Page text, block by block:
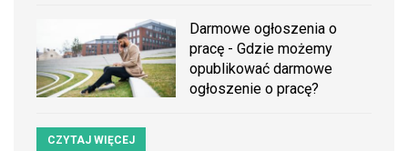
Darmowe ogłoszenia o
pracę - Gdzie możemy
opublikować darmowe
ogłoszenie o pracę?
CZYTAJ WIĘCEJ